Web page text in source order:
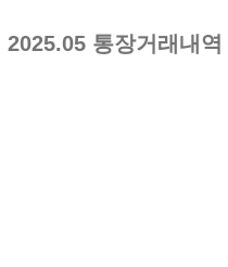
2025.05 통장거래내역